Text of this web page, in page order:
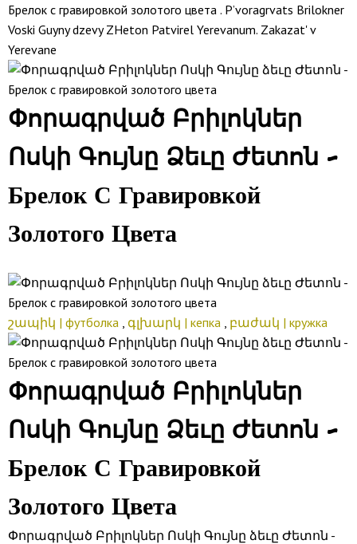
Брелок с гравировкой золотого цвета . P’voragrvats Brilokner
Voski Guyny dzevy ZHeton Patvirel Yerevanum. Zakazat' v
Yerevane
Փորագրված Բրիլոկներ
Ոսկի Գույնը Ձեւը Ժետոն -
Брелок С Гравировкой
Золотого Цвета
շապիկ | футболка , գլխարկ | кепка , բաժակ | кружка
Փորագրված Բրիլոկներ
Ոսկի Գույնը Ձեւը Ժետոն -
Брелок С Гравировкой
Золотого Цвета
Փորագրված Բրիլոկներ Ոսկի Գույնը ձեւը Ժետոն -